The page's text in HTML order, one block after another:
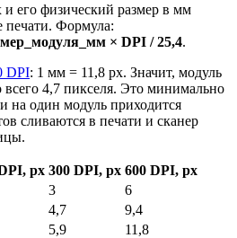
и его физический размер в мм
печати. Формула:
× DPI / 25,4.
DPI: 1 мм = 11,8 px. Значит, модуль
4,7 пикселя. Это минимально
на один модуль приходится
сливаются в печати и сканер
px 300 DPI, px 600 DPI, px
3
6
4,7
9,4
5,9
11,8